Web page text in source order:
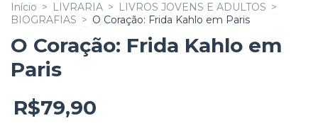
Início > LIVRARIA > LIVROS JOVENS E ADULTOS >
BIOGRAFIAS > O Coração: Frida Kahlo em Paris
O Coração: Frida Kahlo em
Paris
R$79,90